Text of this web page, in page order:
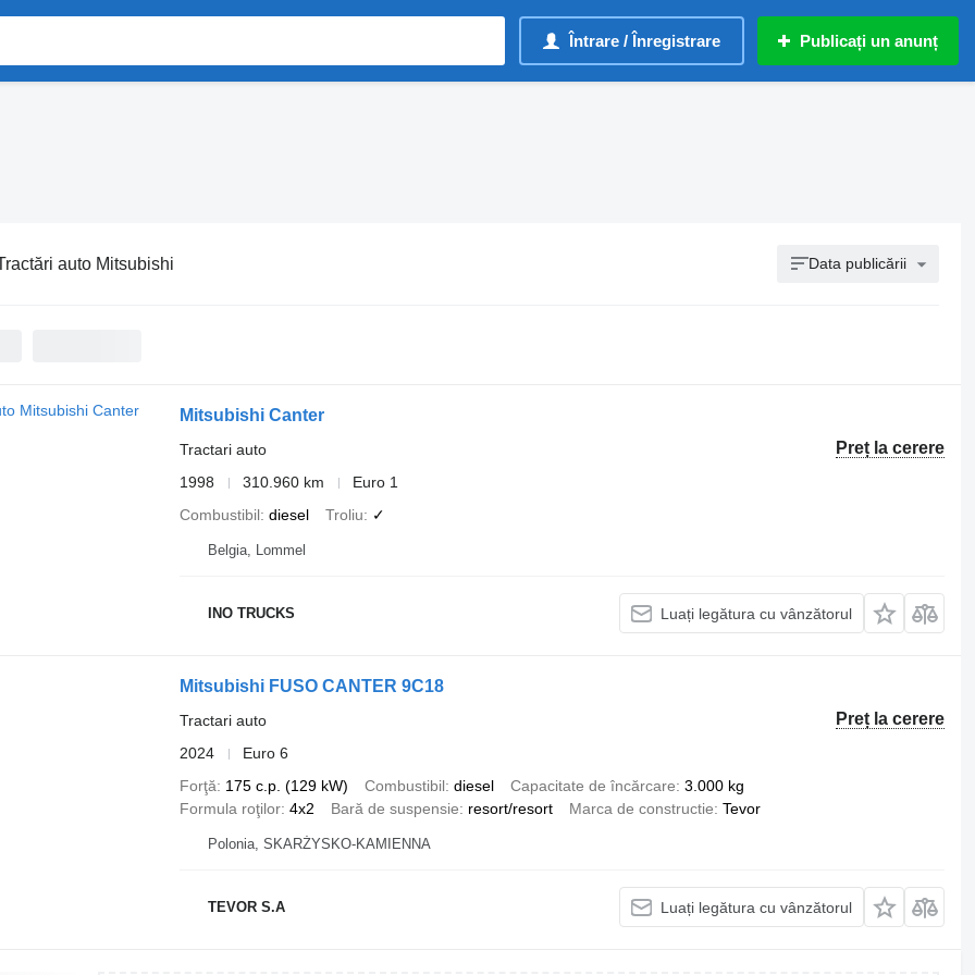
Întrare / Înregistrare Publicați un anunț
auto Mitsubishi Data publicării
Mitsubishi Canter
Preț la cerere
Tractari auto
1998
310.960 km
Euro 1
Combustibil diesel Troliu ✓
Belgia, Lommel
INO TRUCKS Luați legătura cu vânzătorul
Mitsubishi FUSO CANTER 9C18
Preț la cerere
Tractari auto
2024
Euro 6
Forţă
175 c.p. (129 kW) Combustibil diesel Capacitate de încărcare 3.000 kg
Formula roţilor 4x2 Bară de suspensie resort/resort Marca de constructie Tevor
Polonia, SKARŻYSKO-KAMIENNA
TEVOR S.A Luați legătura cu vânzătorul